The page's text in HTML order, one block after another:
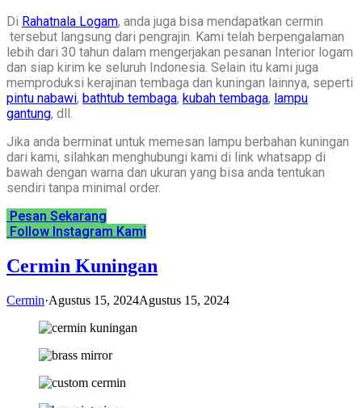
Di Rahatnala Logam, anda juga bisa mendapatkan cermin
tersebut langsung dari pengrajin. Kami telah berpengalaman
lebih dari 30 tahun dalam mengerjakan pesanan Interior logam
dan siap kirim ke seluruh Indonesia. Selain itu kami juga
memproduksi kerajinan tembaga dan kuningan lainnya, seperti
pintu nabawi, bathtub tembaga, kubah tembaga, lampu
gantung, dll.
Jika anda berminat untuk memesan lampu berbahan kuningan
dari kami, silahkan menghubungi kami di link whatsapp di
bawah dengan warna dan ukuran yang bisa anda tentukan
sendiri tanpa minimal order.
Pesan Sekarang
Follow Instagram Kami
Cermin Kuningan
Cermin·Agustus 15, 2024Agustus 15, 2024